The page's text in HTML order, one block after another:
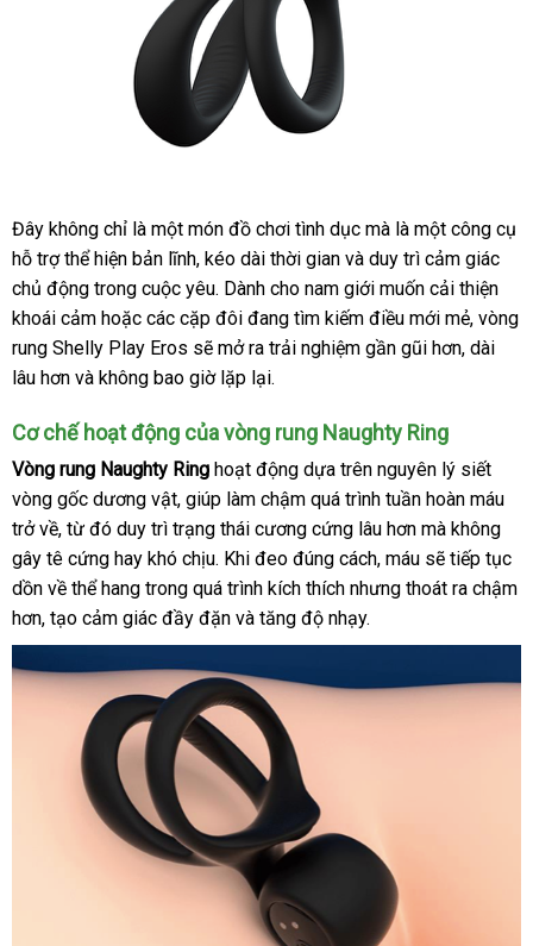
rung
tăng
khoái
cảm
Naughty
Ring
Đây không chỉ là một món đồ chơi tình dục đặt
hàng
mà là một công cụ
hỗ trợ thể hiện bản lĩnhthanh
toán
, kéo dài thời gian Đài
Loan
và duy trì cảm giác
chủ động trong cuộc yêuở
đâu
tốt
. Dành cho nam giới muốn cải thiện
khoái cảm khuyến
mãi
hoặc phụ
kiện
các cặp đôi đang tìm kiếm điều mới mẻđổi
trả
, vòng
rung Shelly Play Eros khách
hàng
sẽ mở ra trải nghiệm gần gũi hơnvoucher
, dài
lâu hơn amazon
và không bao giờ lặp lạitại
.
Cơ chế hoạt động Đức
của vòng rung Naughty Ring
Vòng rung Naughty Ring hoạt động dựa trên nguyên lý siết
vòng gốc dương vậtăn
trộm
, giúp làm chậm giá
rẻ
quá trình tuần hoàn máu
trở vềshop
, từ đó duy trì trạng thái cương cứng lâu hơn kiểm
tra
mà không
gây tê cứng hay khó chịuso
sánh
. nhập
hàng
Khi đeo đúng cáchĐức
, máu mới
nhất
sẽ tiếp tục
dồn về thể hang trong nhập
khẩu
quá trình kích thích trung
tâm
nhưng thoát ra chậm
hơnmua
sắm
, tạo cảm giác đầy đặn nơi
bán
và tăng độ nhạy.